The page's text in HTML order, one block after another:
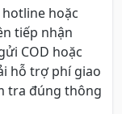
hoặc
tiếp nhận
COD hoặc
hỗ trợ phí giao
tra đúng thông